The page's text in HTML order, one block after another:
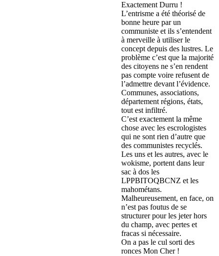
Exactement Durru !
L’entrisme a été théorisé de
bonne heure par un
communiste et ils s’entendent
à merveille à utiliser le
concept depuis des lustres. Le
problème c’est que la majorité
des citoyens ne s’en rendent
pas compte voire refusent de
l’admettre devant l’évidence.
Communes, associations,
département régions, états,
tout est infiltré.
C’est exactement la même
chose avec les escrologistes
qui ne sont rien d’autre que
des communistes recyclés.
Les uns et les autres, avec le
wokisme, portent dans leur
sac à dos les
LPPBITOQBCNZ et les
mahométans.
Malheureusement, en face, on
n’est pas foutus de se
structurer pour les jeter hors
du champ, avec pertes et
fracas si nécessaire.
On a pas le cul sorti des
ronces Mon Cher !